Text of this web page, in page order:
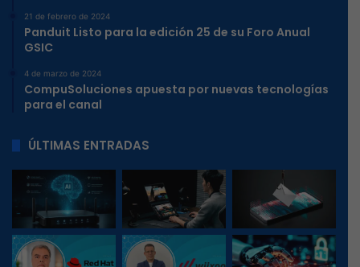
21 de febrero de 2024
Panduit Listo para la edición 25 de su Foro Anual
GSIC
4 de marzo de 2024
CompuSoluciones apuesta por nuevas tecnologías
para el canal
ÚLTIMAS ENTRADAS